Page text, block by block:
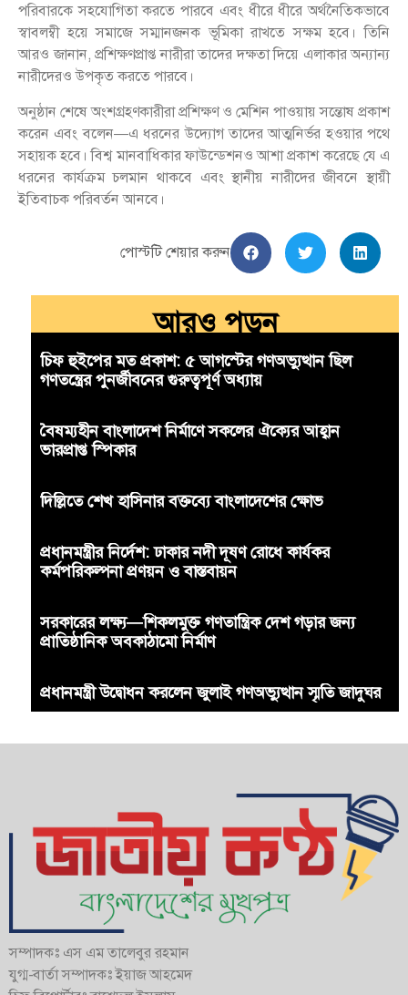
পরিবারকে সহযোগিতা করতে পারবে এবং ধীরে ধীরে অর্থনৈতিকভাবে
স্বাবলম্বী হয়ে সমাজে সম্মানজনক ভূমিকা রাখতে সক্ষম হবে। তিনি
আরও জানান, প্রশিক্ষণপ্রাপ্ত নারীরা তাদের দক্ষতা দিয়ে এলাকার অন্যান্য
নারীদেরও উপকৃত করতে পারবে।
অনুষ্ঠান শেষে অংশগ্রহণকারীরা প্রশিক্ষণ ও মেশিন পাওয়ায় সন্তোষ প্রকাশ
করেন এবং বলেন—এ ধরনের উদ্যোগ তাদের আত্মনির্ভর হওয়ার পথে
সহায়ক হবে। বিশ্ব মানবাধিকার ফাউন্ডেশনও আশা প্রকাশ করেছে যে এ
ধরনের কার্যক্রম চলমান থাকবে এবং স্থানীয় নারীদের জীবনে স্থায়ী
ইতিবাচক পরিবর্তন আনবে।
পোস্টটি শেয়ার করুন
আরও পড়ুন
চিফ হুইপের মত প্রকাশ: ৫ আগস্টের গণঅভ্যুত্থান ছিল
গণতন্ত্রের পুনর্জীবনের গুরুত্বপূর্ণ অধ্যায়
বৈষম্যহীন বাংলাদেশ নির্মাণে সকলের ঐক্যের আহ্বান
ভারপ্রাপ্ত স্পিকার
দিল্লিতে শেখ হাসিনার বক্তব্যে বাংলাদেশের ক্ষোভ
প্রধানমন্ত্রীর নির্দেশ: ঢাকার নদী দূষণ রোধে কার্যকর
কর্মপরিকল্পনা প্রণয়ন ও বাস্তবায়ন
সরকারের লক্ষ্য—শিকলমুক্ত গণতান্ত্রিক দেশ গড়ার জন্য
প্রাতিষ্ঠানিক অবকাঠামো নির্মাণ
প্রধানমন্ত্রী উদ্বোধন করলেন জুলাই গণঅভ্যুত্থান স্মৃতি জাদুঘর
সম্পাদকঃ এস এম তালেবুর রহমান
যুগ্ম-বার্তা সম্পাদকঃ ইয়াজ আহমেদ